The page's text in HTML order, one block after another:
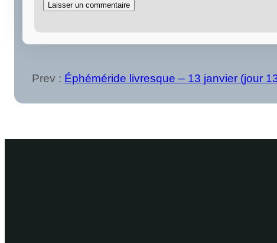
Prev : Éphéméride livresque – 13 janvier (jour